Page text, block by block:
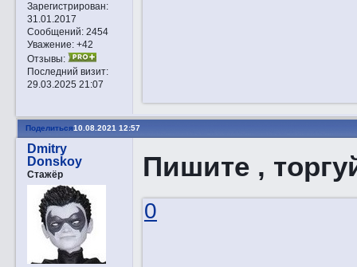
Зарегистрирован:
31.01.2017
Сообщений:2454
Уважение: +42
Отзывы:
Последний визит:
29.03.2025 21:07
Поделиться10.08.2021 12:57
Dmitry
Donskoy
Стажёр Пишите ,
0